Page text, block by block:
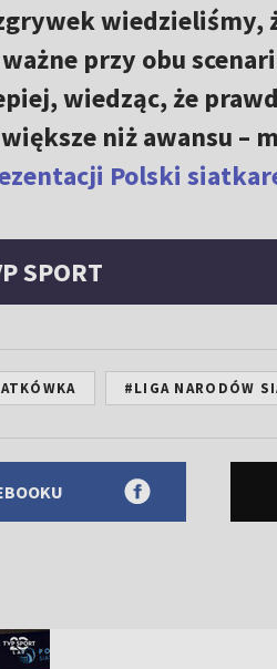
wiedzieliśmy,
przy obu
wiedząc, że
niż awansu –
Polski
SPORT
#LIGA NARODÓW